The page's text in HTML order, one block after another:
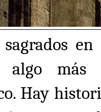
algo más
Hay